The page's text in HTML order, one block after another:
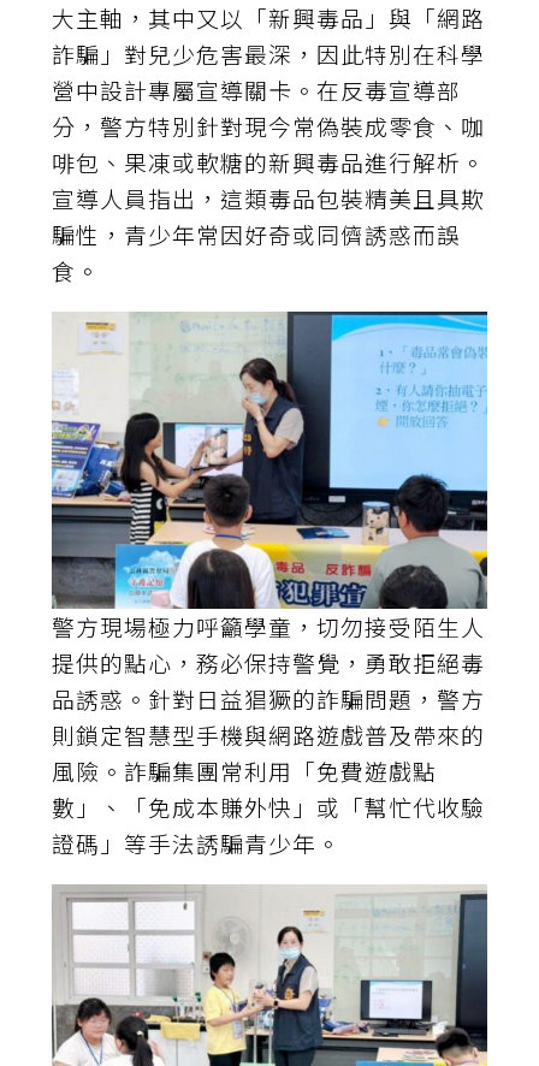
大主軸，其中又以「新興毒品」與「網路
詐騙」對兒少危害最深，因此特別在科學
營中設計專屬宣導關卡。在反毒宣導部
分，警方特別針對現今常偽裝成零食、咖
啡包、果凍或軟糖的新興毒品進行解析。
宣導人員指出，這類毒品包裝精美且具欺
騙性，青少年常因好奇或同儕誘惑而誤
食。
警方現場極力呼籲學童，切勿接受陌生人
提供的點心，務必保持警覺，勇敢拒絕毒
品誘惑。針對日益猖獗的詐騙問題，警方
則鎖定智慧型手機與網路遊戲普及帶來的
風險。詐騙集團常利用「免費遊戲點
數」、「免成本賺外快」或「幫忙代收驗
證碼」等手法誘騙青少年。